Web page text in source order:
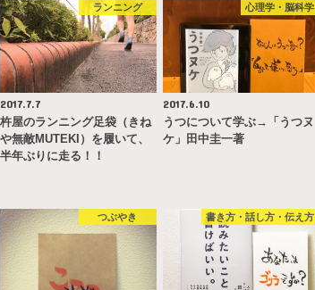
ランニング
2017.7.7
杵屋のランニング足袋（きね
や無敵MUTEKI）を履いて、
半年ぶりに走る！！
心理学・脳科学
2017.6.10
うつについて学ぶ→「うつヌ
ケ」田中圭一著
つぶやき 書き方・話し方・伝え方